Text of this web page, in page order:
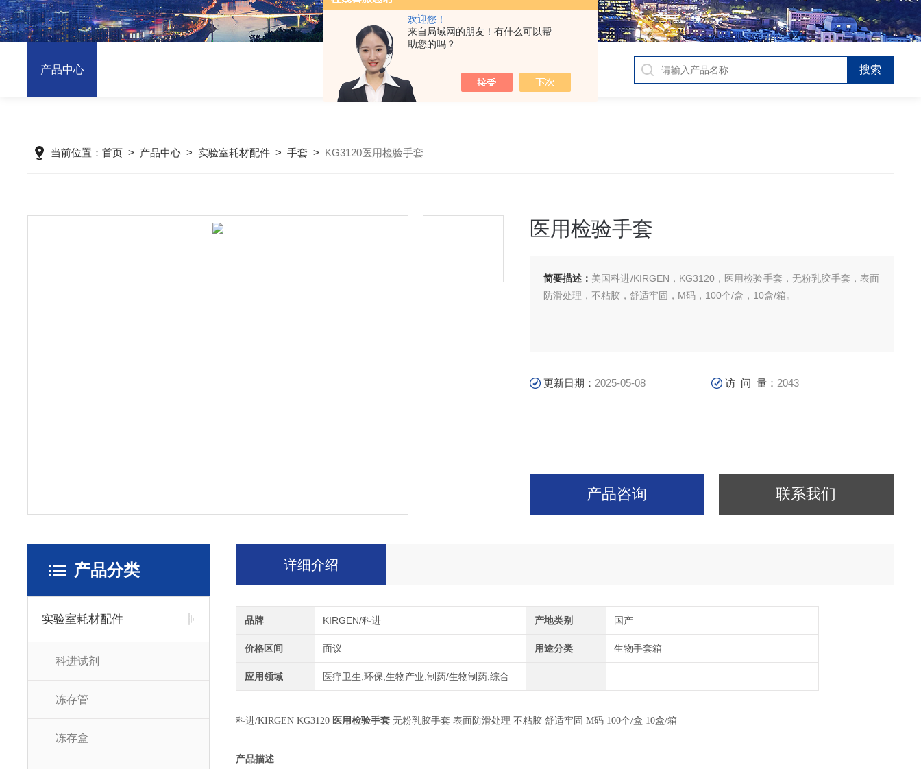
欢迎您！
来自局域网的朋友！有什么可以帮
助您的吗？
产品中心
当前位置：首页 > 产品中心 > 实验室耗材配件 >手套 > KG3120医用检验手套
医用检验手套
简要描述： 美国科进/KIRGEN，KG3120，医用检验手套，无粉乳胶手套，表面
防滑处理，不粘胶，舒适牢固，M码，100个/盒，10盒/箱。
更新日期： 2025-05-08 访 问 量： 2043
产品咨询 联系我们
产品分类
实验室耗材配件
科进试剂
冻存管
冻存盒
详细介绍
品牌 KIRGEN/科进 产地类别 国产
价格区间 面议 用途分类 生物手套箱
应用领域 医疗卫生,环保,生物产业,制药/生物制药,综合
科进/KIRGEN KG3120 医用检验手套无粉乳胶手套 表面防滑处理 不粘胶 舒适牢固 M码 100个/盒 10盒/箱
产品描述